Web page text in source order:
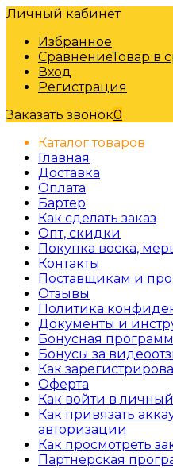
Личный кабинет
Избранное
СравнениеТовар в
Вход
Регистрация
Заказать звонок0
Каталог товаров
Главная
Доставка
Оплата
Бартер
Как сделать заказ
Опт, скидки
Покупка воска,
Контакты
Поставщикам и
Отзывы
Политика
Документы и
Бонусная
Бонусы за
Как
Оферта
Как войти в
Как привязать
авторизации
Как просмотреть
Партнерская